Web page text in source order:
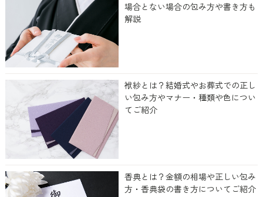
場合とない場合の包み方や書き方も
解説
袱紗とは？結婚式やお葬式での正し
い包み方やマナー・種類や色につい
てご紹介
香典とは？金額の相場や正しい包み
方・香典袋の書き方についてご紹介